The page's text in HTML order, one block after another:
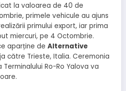
la valoarea de 40 de
primele vehicule au ajuns
primului export, iar prima
miercuri, pe 4 Octombrie.
aparține de Alternative
către Trieste, Italia. Ceremonia
Ro-Ro Yalova va